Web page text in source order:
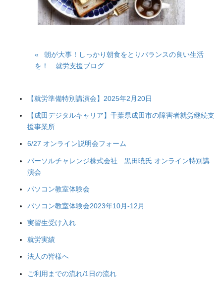
朝が大事！しっかり朝食をとりバランスの良い生活
を！ 就労支援ブログ
【就労準備特別講演会】2025年2月20日
【成田デジタルキャリア】千葉県成田市の障害者就労継続支
援事業所
6/27 オンライン説明会フォーム
パーソルチャレンジ株式会社 黒田暁氏 オンライン特別講
演会
パソコン教室体験会
パソコン教室体験会2023年10月-12月
実習生受け入れ
就労実績
法人の皆様へ
ご利用までの流れ/1日の流れ